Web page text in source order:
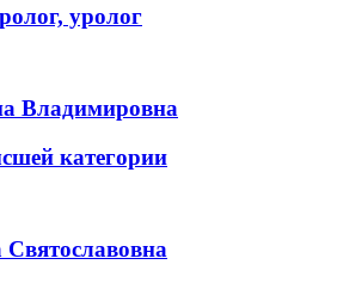
уролог
Владимировна
категории